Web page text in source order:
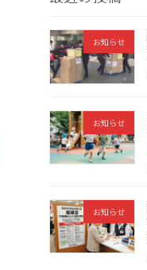
お知らせ
お知らせ
お知らせ